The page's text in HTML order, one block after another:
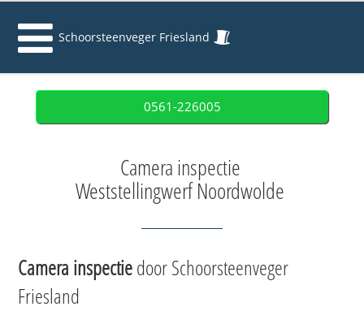
Schoorsteenveger Friesland
0561-226005
Camera inspectie
Weststellingwerf Noordwolde
Camera inspectiedoor Schoorsteenveger
Friesland